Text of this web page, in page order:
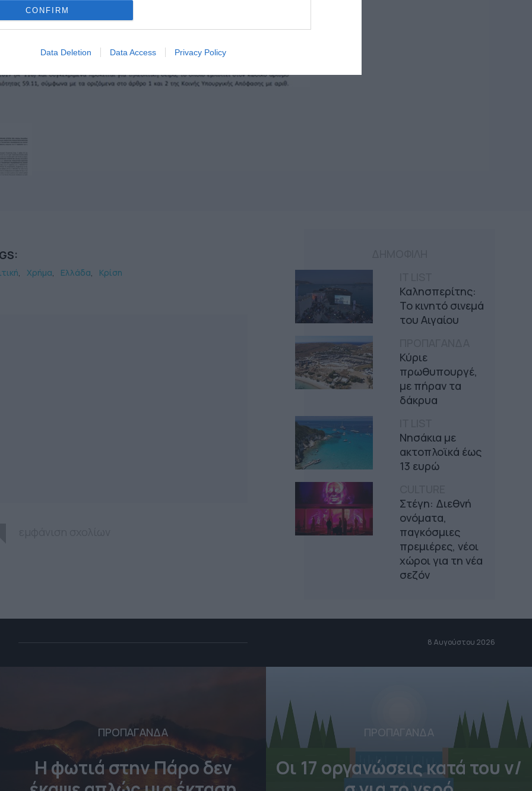
CONFIRM
Data Deletion Data Access Privacy Policy
Καλησπερίτης:
Το κινητό σινεμά
του Αιγαίου
Κύριε
πρωθυπουργέ,
με πήραν τα
δάκρυα
Νησάκια με
ακτοπλοϊκά έως
13 ευρώ
Στέγη: Διεθνή
ονόματα,
παγκόσμιες
πρεμιέρες, νέοι
χώροι για τη νέα
σεζόν
Χρήμα Ελλάδα Κρίση
8 Αυγούστου 2026
ΠΡΟΠΑΓΑΝΔΑ
Η φωτιά στην Πάρο δεν
ΠΡΟΠΑΓΑΝΔΑ
Οι 17 οργανώσεις κατά του ν/